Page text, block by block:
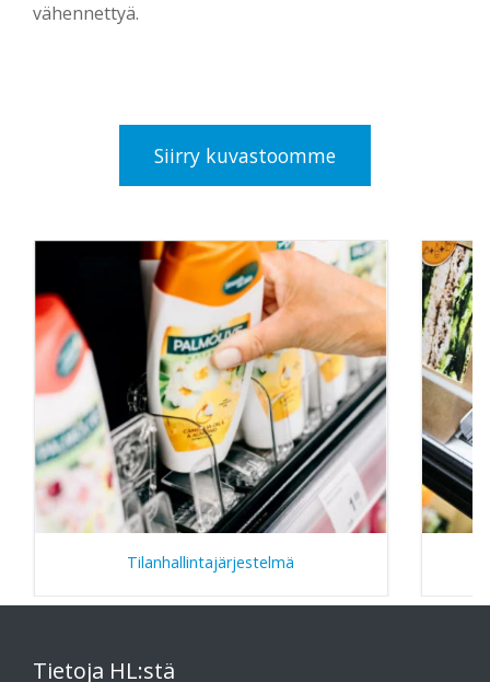
vähennettyä.
Siirry kuvastoomme
Tilanhallintajärjestelmä
Tietoja HL:stä